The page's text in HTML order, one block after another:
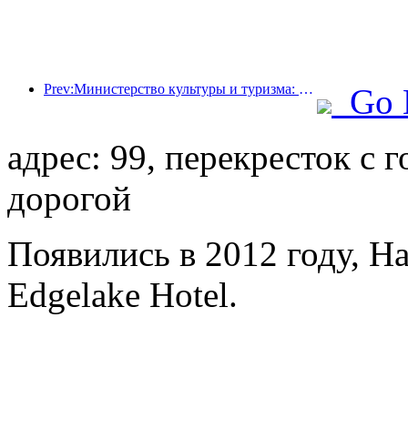
Prev:Министерство культуры и туризма: уделяет особое внимание как спросу, так и предложению для регулирования культурной и туристической потребительской деятельности и путешествий.
Go
адрес: 99, перекресток с
дорогой
Появились в 2012 году,
Edgelake Hotel.